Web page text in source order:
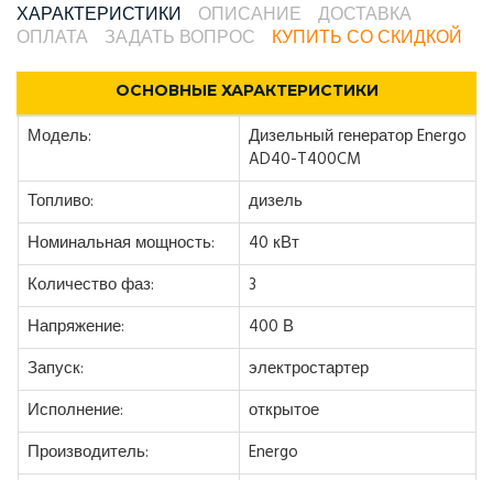
ХАРАКТЕРИСТИКИ ОПИСАНИЕ
ДОСТАВКА
ОПЛАТА
ЗАДАТЬ ВОПРОС КУПИТЬ СО СКИДКОЙ
ОСНОВНЫЕ ХАРАКТЕРИСТИКИ
Модель:
Дизельный генератор Energo
AD40-T400CM
Топливо:
дизель
Номинальная мощность:
40 кВт
Количество фаз:
3
Напряжение:
400 В
Запуск:
электростартер
Исполнение:
открытое
Производитель:
Energo